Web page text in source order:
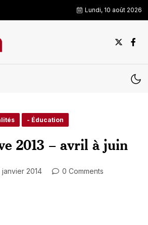
Lundi, 10 août 2026
- Éducation
2013 – avril à juin
janvier 2014
0 Comments